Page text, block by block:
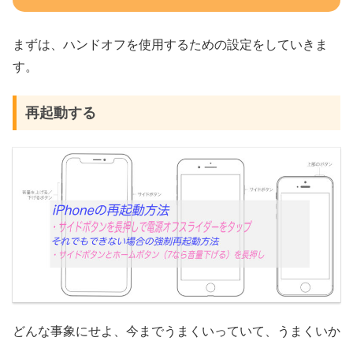
まずは、ハンドオフを使用するための設定をしていきま
す。
再起動する
どんな事象にせよ、今までうまくいっていて、うまくいか